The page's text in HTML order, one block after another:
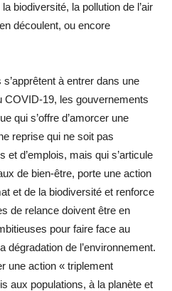
biodiversité, la pollution de l’air
découlent, ou encore
à entrer dans une
COVID-19, les gouvernements
qui s’offre d’amorcer une
reprise qui ne soit pas
d’emplois, mais qui s’articule
de bien-être, porte une action
et de la biodiversité et renforce
de relance doivent être en
pour faire face au
dégradation de l’environnement.
une action « triplement
aux populations, à la planète et